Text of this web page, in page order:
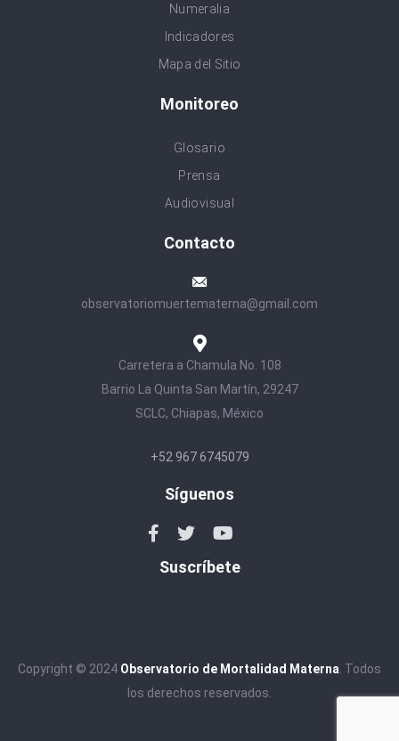
Numeralia
Indicadores
Mapa del Sitio
Monitoreo
Glosario
Prensa
Audiovisual
Contacto
observatoriomuertematerna@gmail.com
Carretera a Chamula No. 108
Barrio La Quinta San Martín, 29247
SCLC, Chiapas, México
+52 967 6745079
Síguenos
Suscríbete
Copyright © 2024 Observatorio de Mortalidad Materna . Todos
los derechos reservados.